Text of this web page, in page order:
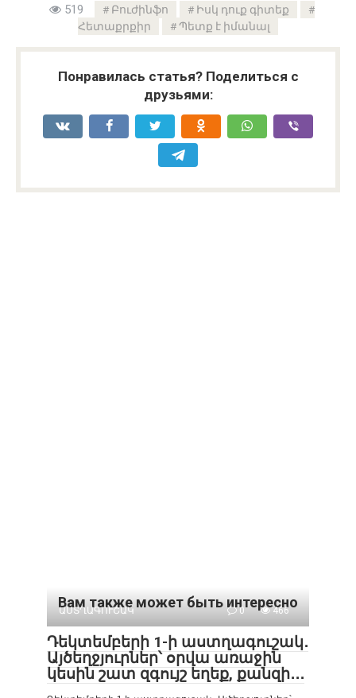
519 Բուժինֆո
Իսկ դուք գիտեք
Հետաքրքիր
Պետք է իմանալ
Понравилась статья? Поделиться с
друзьями:
Вам также может быть интересно
ԱՍՏՂԱԳՈՒՇԱԿ 0 466
Դեկտեմբերի 1-ի աստղագուշակ․
Այծեղջյուրներ՝ օրվա առաջին
կեսին շատ զգույշ եղեք, քանզի․․․